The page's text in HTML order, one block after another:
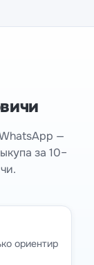
—
за 10–
ориентир